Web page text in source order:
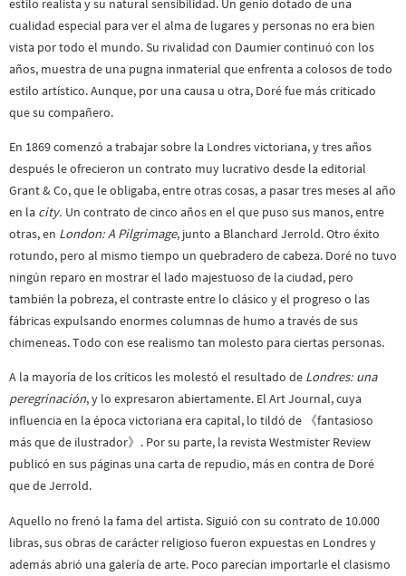
cualidad especial para ver el alma de lugares y personas no era bien
vista por todo el mundo. Su rivalidad con Daumier continuó con los
años, muestra de una pugna inmaterial que enfrenta a colosos de todo
estilo artístico. Aunque, por una causa u otra, Doré fue más criticado
que su compañero.
En 1869 comenzó a trabajar sobre la Londres victoriana, y tres años
después le ofrecieron un contrato muy lucrativo desde la editorial
Grant & Co, que le obligaba, entre otras cosas, a pasar tres meses al año
en la city. Un contrato de cinco años en el que puso sus manos, entre
otras, en London: A Pilgrimage, junto a Blanchard Jerrold. Otro éxito
rotundo, pero al mismo tiempo un quebradero de cabeza. Doré no tuvo
ningún reparo en mostrar el lado majestuoso de la ciudad, pero
también la pobreza, el contraste entre lo clásico y el progreso o las
fábricas expulsando enormes columnas de humo a través de sus
chimeneas. Todo con ese realismo tan molesto para ciertas personas.
A la mayoría de los críticos les molestó el resultado de Londres: una
peregrinación, y lo expresaron abiertamente. El Art Journal, cuya
influencia en la época victoriana era capital, lo tildó de 《fantasioso
más que de ilustrador》. Por su parte, la revista Westmister Review
publicó en sus páginas una carta de repudio, más en contra de Doré
que de Jerrold.
Aquello no frenó la fama del artista. Siguió con su contrato de 10.000
libras, sus obras de carácter religioso fueron expuestas en Londres y
además abrió una galería de arte. Poco parecían importarle el clasismo